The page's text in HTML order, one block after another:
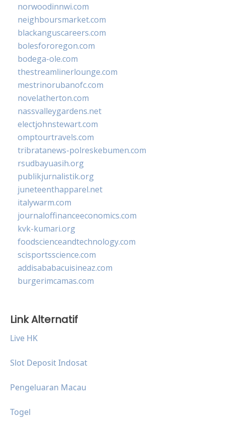
norwoodinnwi.com
neighboursmarket.com
blackanguscareers.com
bolesfororegon.com
bodega-ole.com
thestreamlinerlounge.com
mestrinorubanofc.com
novelatherton.com
nassvalleygardens.net
electjohnstewart.com
omptourtravels.com
tribratanews-polreskebumen.com
rsudbayuasih.org
publikjurnalistik.org
juneteenthapparel.net
italywarm.com
journaloffinanceeconomics.com
kvk-kumari.org
foodscienceandtechnology.com
scisportsscience.com
addisababacuisineaz.com
burgerimcamas.com
Link Alternatif
Live HK
Slot Deposit Indosat
Pengeluaran Macau
Togel